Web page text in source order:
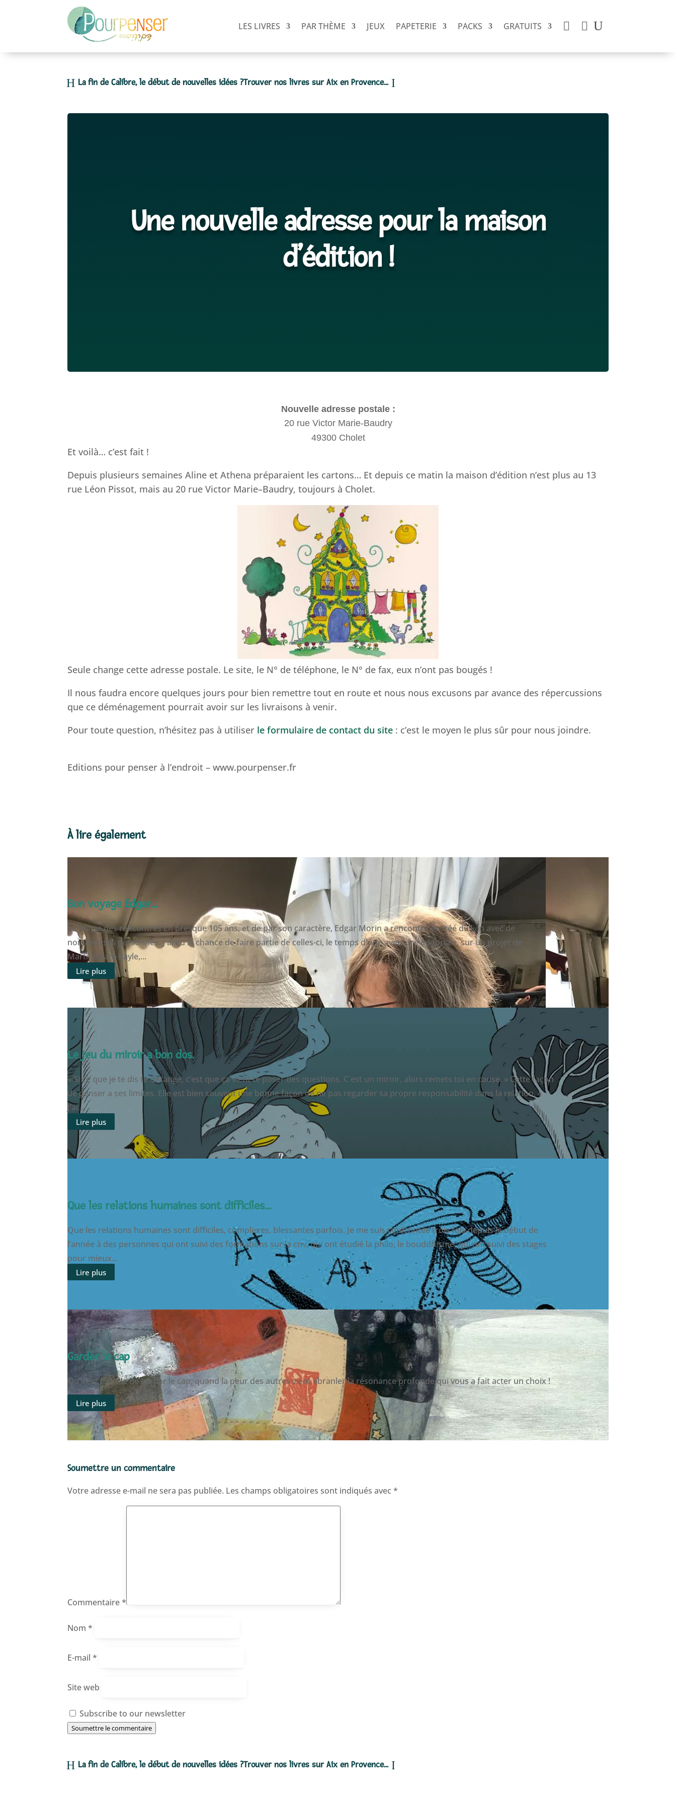
LES LIVRES PAR THÈME JEUX PAPETERIE PACKS GRATUITS  
La fin de Calibre, le début de nouvelles idées ?Trouver nos livres sur Aix en Provence...
Une nouvelle adresse pour la maison
d’édition !
Nouvelle adresse postale :
20 rue Victor Marie-Baudry
49300 Cholet
Et voilà… c’est fait !
Depuis plusieurs semaines Aline et Athena préparaient les cartons… Et depuis ce matin la maison d’édition n’est plus au 13
rue Léon Pissot, mais au 20 rue Victor Marie–Baudry, toujours à Cholet.
Seule change cette adresse postale. Le site, le N° de téléphone, le N° de fax, eux n’ont pas bougés !
Il nous faudra encore quelques jours pour bien remettre tout en route et nous nous excusons par avance des répercussions
que ce déménagement pourrait avoir sur les livraisons à venir.
Pour toute question, n’hésitez pas à utiliser le formulaire de contact du site : c’est le moyen le plus sûr pour nous joindre.
Editions pour penser à l’endroit – www.pourpenser.fr
À lire également
Bon voyage Edgar…
La magie des rencontres En presque 105 ans, et de par son caractère, Edgar Morin a rencontré et créé du lien avec de
nombreuses personnes. J'ai eu la chance de faire partie de celles-ci, le temps d'une aventure éditoriale, sur un projet de
Martine Lani-Bayle,...
Lire plus
Le jeu du miroir a bon dos.
« Si ce que je te dis te dérange, c’est que ça vient te poser des questions. C'est un miroir, alors remets toi en cause. » Cette façon
de penser a ses limites. Elle est bien souvent une bonne façon de ne pas regarder sa propre responsabilité dans la relation. «
J’ai...
Lire plus
Que les relations humaines sont difficiles…
Que les relations humaines sont difficiles, complexes, blessantes parfois. Je me suis confrontée trois fois depuis le début de
l’année à des personnes qui ont suivi des formations sur la cnv, qui ont étudié la philo, le bouddhisme, qui ont suivi des stages
pour mieux...
Lire plus
Garder le cap
Qu’il est difficile de garder le cap, quand la peur des autres vient ébranler la résonance profonde qui vous a fait acter un choix !
Lire plus
Soumettre un commentaire
Votre adresse e-mail ne sera pas publiée. Les champs obligatoires sont indiqués avec*
Commentaire*
Nom*
E-mail*
Site web
Subscribe to our newsletter
Soumettre le commentaire
La fin de Calibre, le début de nouvelles idées ?Trouver nos livres sur Aix en Provence...